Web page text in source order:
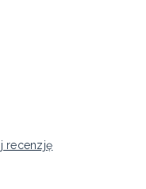
recenzję